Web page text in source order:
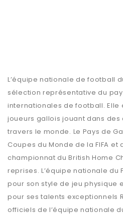
L’équipe nationale de football
sélection représentative du
internationales de football. Elle
joueurs gallois jouant dans
travers le monde. Le Pays de
Coupes du Monde de la FIFA et
championnat du British Home
reprises. L’équipe nationale du
pour son style de jeu physique
pour ses talents exceptionnels
officiels de l’équipe nationale